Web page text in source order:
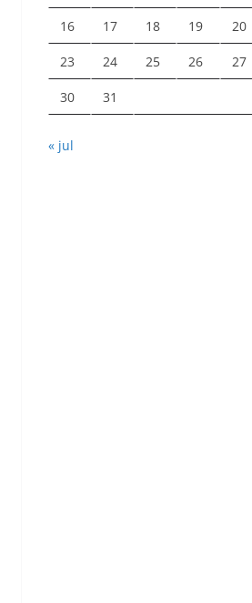
16 17 18 19 20
23 24 25 26 27
30 31
« jul